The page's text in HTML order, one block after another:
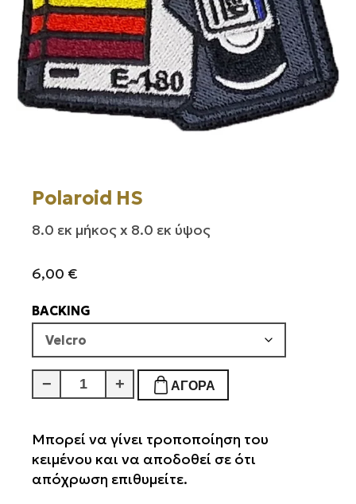
Polaroid HS
8.0 εκ μήκος x 8.0 εκ ύψος
6,00 €
BACKING
−
Polaroid
HS
+ ΑΓΟΡΆ
Μπορεί να γίνει τροποποίηση του
κειμένου και να αποδοθεί σε ότι
απόχρωση επιθυμείτε.